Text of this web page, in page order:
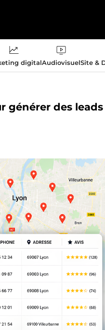
digitalAudiovisuelSite &
générer des